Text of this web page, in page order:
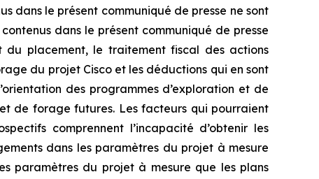
dans le présent communiqué de presse ne sont
dans le présent communiqué de presse
du placement, le traitement fiscal des actions
du projet Cisco et les déductions qui en sont
des programmes d’exploration et de
de forage futures. Les facteurs qui pourraient
comprennent l’incapacité d’obtenir les
dans les paramètres du projet à mesure
paramètres du projet à mesure que les plans